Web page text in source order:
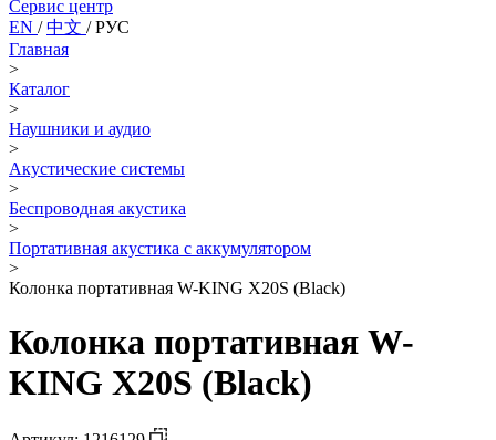
Сервис центр
EN /中文 /РУС
Главная
>
Каталог
>
Наушники и аудио
>
Акустические системы
>
Беспроводная акустика
>
Портативная акустика с аккумулятором
>
Колонка портативная W-KING X20S (Black)
Колонка портативная W-
KING X20S (Black)